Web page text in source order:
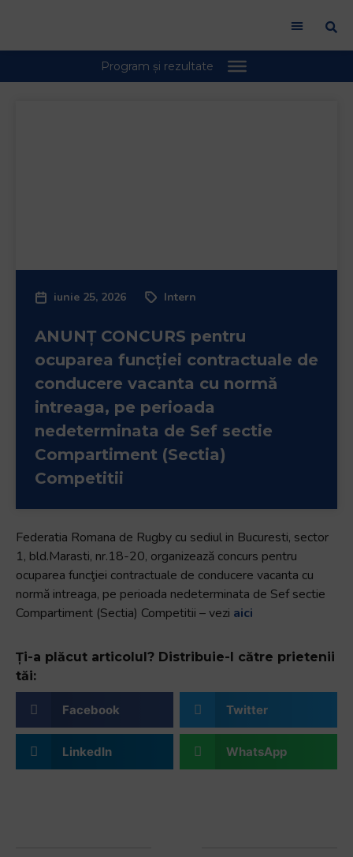
iunie 25, 2026 Intern
ANUNȚ CONCURS pentru
ocuparea funcţiei contractuale de
conducere vacanta cu normă
intreaga, pe perioada
nedeterminata de Sef sectie
Compartiment (Sectia)
Competitii
Federatia Romana de Rugby cu sediul in Bucuresti, sector
1, bld.Marasti, nr.18-20, organizează concurs pentru
ocuparea funcţiei contractuale de conducere vacanta cu
normă intreaga, pe perioada nedeterminata de Sef sectie
Compartiment (Sectia) Competitii – vezi aici
Ți-a plăcut articolul? Distribuie-l către prietenii
tăi:
Facebook Twitter
LinkedIn WhatsApp